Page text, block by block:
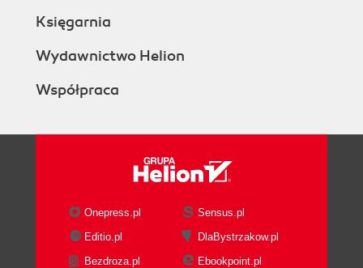
Księgarnia
Wydawnictwo Helion
Współpraca
Onepress.pl
Sensus.pl
Editio.pl
DlaBystrzakow.pl
Bezdroza.pl
Ebookpoint.pl